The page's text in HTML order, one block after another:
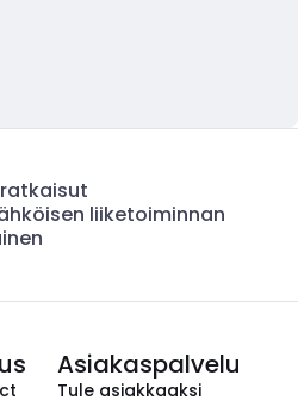
liiketoiminnan
Asiakaspalvelu
Tule asiakkaaksi